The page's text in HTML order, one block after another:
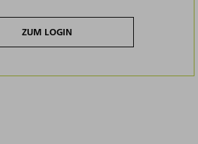
ZUM LOGIN